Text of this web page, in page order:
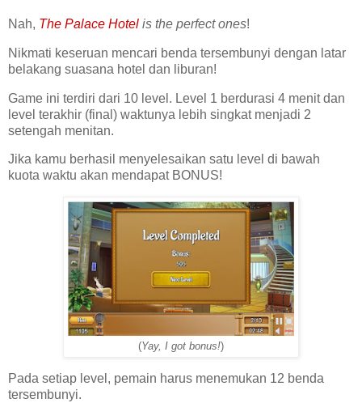
Nah, The Palace Hotel is the perfect ones!
Nikmati keseruan mencari benda tersembunyi dengan latar
belakang suasana hotel dan liburan!
Game ini terdiri dari 10 level. Level 1 berdurasi 4 menit dan
level terakhir (final) waktunya lebih singkat menjadi 2
setengah menitan.
Jika kamu berhasil menyelesaikan satu level di bawah
kuota waktu akan mendapat BONUS!
(Yay, I got bonus!)
Pada setiap level, pemain harus menemukan 12 benda
tersembunyi.